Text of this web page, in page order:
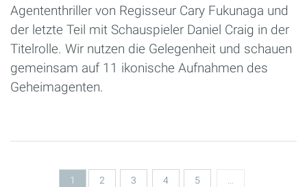
Agententhriller von Regisseur Cary Fukunaga und
der letzte Teil mit Schauspieler Daniel Craig in der
Titelrolle. Wir nutzen die Gelegenheit und schauen
gemeinsam auf 11 ikonische Aufnahmen des
Geheimagenten.
1 2 3 4 5